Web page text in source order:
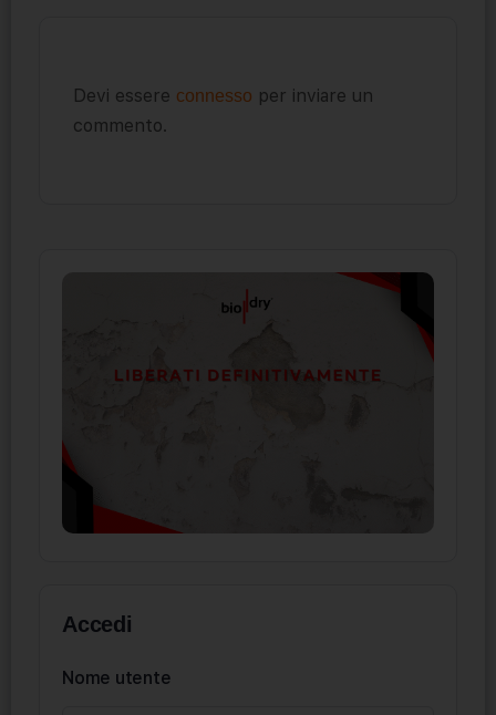
Devi essere connesso per inviare un
commento.
Accedi
Nome utente